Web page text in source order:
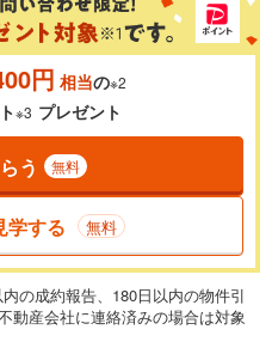
れ可能です。多くの金融機関
件としています。
万円
円 相当の※2
※3 プレゼント
う 無料
学する 無料
の成約報告、180日以内の物件引
動産会社に連絡済みの場合は対象